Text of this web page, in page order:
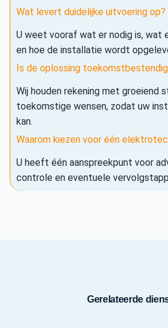
Wat levert duidelijke uitvoering op?
U weet vooraf wat er nodig is, wat
en hoe de installatie wordt
Is de oplossing
Wij houden rekening met groeiend
toekomstige wensen, zodat uw
kan.
Waarom kiezen voor één
U heeft één aanspreekpunt voor
controle en eventuele
Gerelateerde